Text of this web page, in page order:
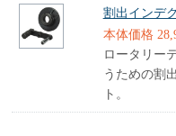
割出インデ
本体価格
ロータリー
うための割
ト。